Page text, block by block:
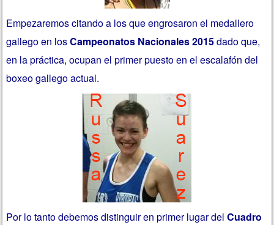
Empezaremos citando a los que engrosaron el medallero
gallego en losCampeonatos Nacionales 2015dado que,
en la práctica, ocupan el primer puesto en el escalafón del
boxeo gallego actual.
Por lo tanto debemos distinguir en primer lugar delCuadro